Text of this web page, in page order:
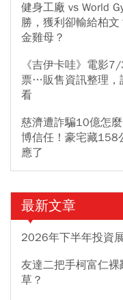
健身工廠 vs World
勝，獲利卻輸給柏
金雞母？
《吉伊卡哇》電影
票…販售資訊整理，
看
慈濟遭詐騙10億怎
博信任！豪宅藏158
應了
最新文章
2026年下半年投資
友達二把手柯富仁
草？